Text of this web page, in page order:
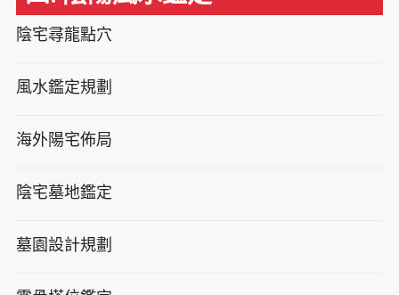
陰宅尋龍點穴
風水鑑定規劃
海外陽宅佈局
陰宅墓地鑑定
墓園設計規劃